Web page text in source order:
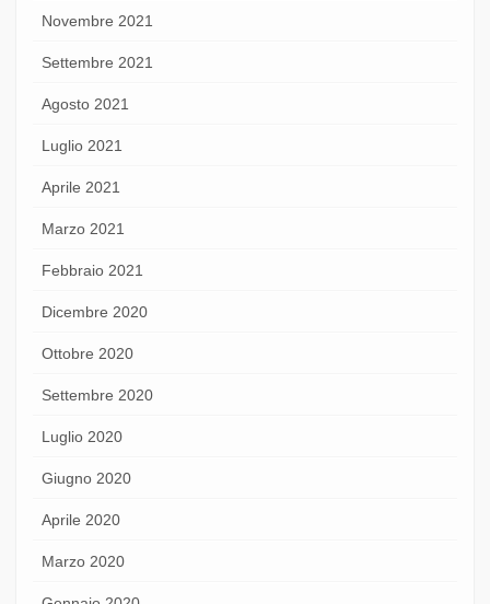
Novembre 2021
Settembre 2021
Agosto 2021
Luglio 2021
Aprile 2021
Marzo 2021
Febbraio 2021
Dicembre 2020
Ottobre 2020
Settembre 2020
Luglio 2020
Giugno 2020
Aprile 2020
Marzo 2020